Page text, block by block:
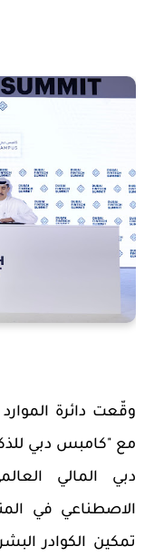
وقّعت دائرة
مع "كامبس دبي
دبي المالي
الاصطناعي في
تمكين الكوادر